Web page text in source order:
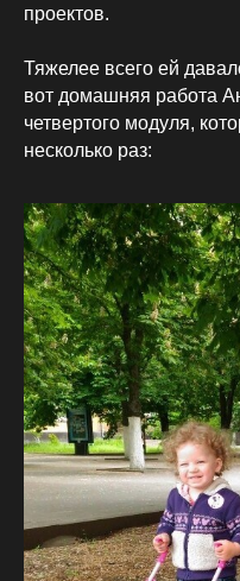
проектов.
Тяжелее всего ей
вот домашняя работа
четвертого модуля,
несколько раз: